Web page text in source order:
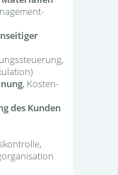
, Kosten-
des Kunden